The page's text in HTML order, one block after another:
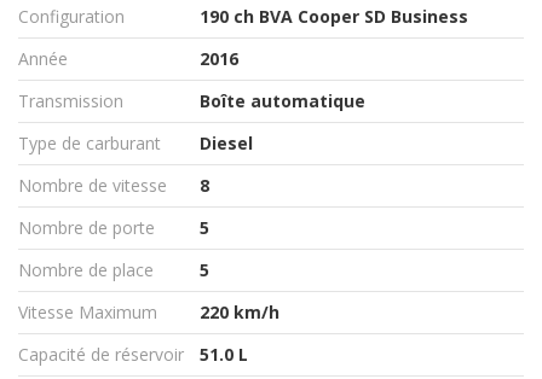
Configuration
190 ch BVA Cooper SD Business
Année
2016
Transmission
Boîte automatique
Type de carburant
Diesel
Nombre de vitesse
8
Nombre de porte
5
Nombre de place
5
Vitesse Maximum
220 km/h
Capacité de réservoir
51.0 L